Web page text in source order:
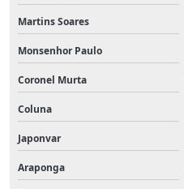
Martins Soares
Monsenhor Paulo
Coronel Murta
Coluna
Japonvar
Araponga